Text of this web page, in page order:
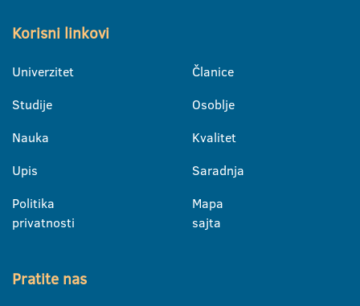
Korisni linkovi
Univerzitet
Studije
Nauka
Upis
Politika
privatnosti
Članice
Osoblje
Kvalitet
Saradnja
Mapa
sajta
Pratite nas